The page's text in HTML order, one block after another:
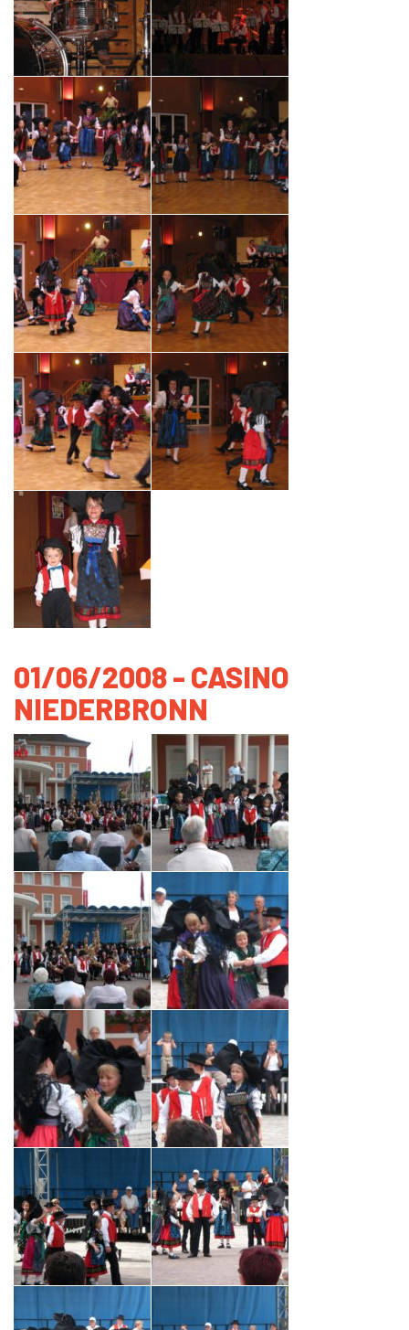
01/06/2008 - CASINO
NIEDERBRONN